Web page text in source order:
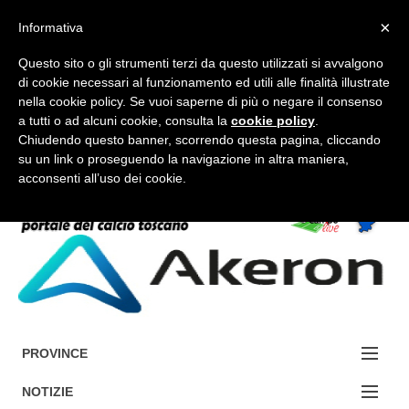
FORUM-ACCEDI
Accedi / Registrati
PROVINCE
EDIZIONE:
NOTIZIE
×
Informativa
Questo sito o gli strumenti terzi da questo utilizzati si avvalgono
di cookie necessari al funzionamento ed utili alle finalità illustrate
nella cookie policy. Se vuoi saperne di più o negare il consenso
a tutti o ad alcuni cookie, consulta la cookie policy
Chiudendo questo banner, scorrendo questa pagina, cliccando
su un link o proseguendo la navigazione in altra maniera,
acconsenti all’uso dei cookie.